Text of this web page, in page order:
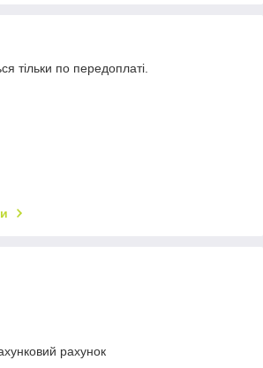
тільки по передоплаті.
рахунок